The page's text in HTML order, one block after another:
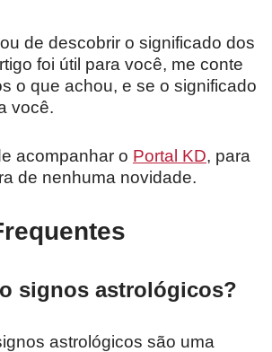
de descobrir o significado dos
foi útil para você, me conte
o que achou, e se o significado
você.
acompanhar o Portal KD, para
de nenhuma novidade.
signos astrológicos?
astrológicos são uma